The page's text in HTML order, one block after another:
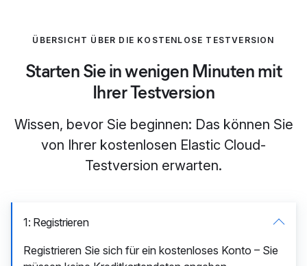
ÜBERSICHT ÜBER DIE KOSTENLOSE TESTVERSION
Starten Sie in wenigen Minuten mit
Ihrer Testversion
Wissen, bevor Sie beginnen: Das können Sie
von Ihrer kostenlosen Elastic Cloud-
Testversion erwarten.
1: Registrieren
Registrieren Sie sich für ein kostenloses Konto – Sie